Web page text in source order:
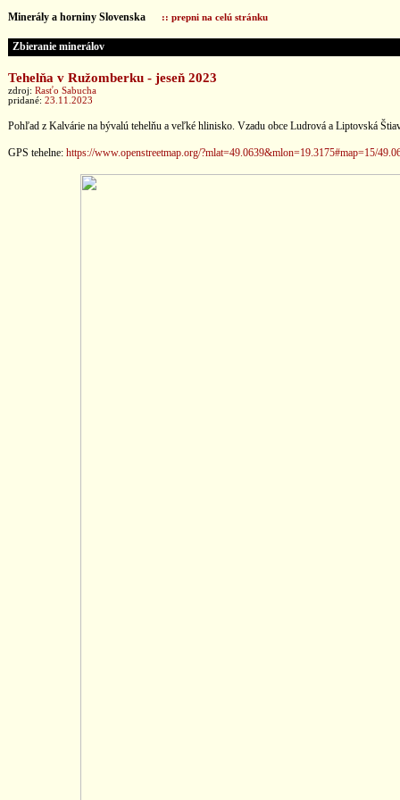
Minerály a horniny Slovenska :: prepni na celú stránku
Zbieranie minerálov
Tehelňa v Ružomberku - jeseň 2023
zdroj: Rasťo Sabucha
pridané: 23.11.2023
Pohľad z Kalvárie na bývalú tehelňu a veľké hlinisko. Vzadu obce Ludrová a Liptovská
GPS tehelne: https://www.openstreetmap.org/?mlat=49.0639&mlon=19.3175#map=15/